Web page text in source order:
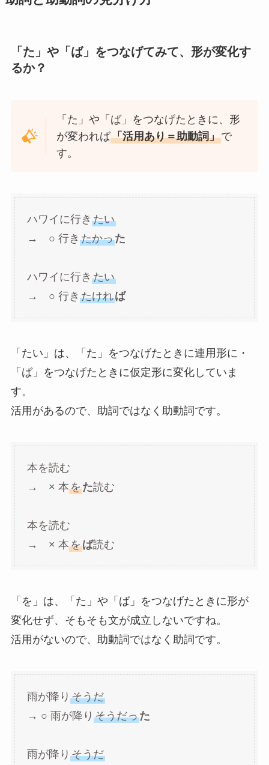
「た」や「ば」をつなげてみて、形が変化す
るか？
「た」や「ば」をつなげたときに、形
が変われば「活用あり＝助動詞」で
す。
ハワイに行き たい
→ ○ 行き たかった
ハワイに行き たい
→ ○ 行き たければ
「たい」は、「た」をつなげたときに連用形に・
「ば」をつなげたときに仮定形に変化していま
す。
活用があるので、助詞ではなく助動詞です。
本を読む
→ × 本をた読む
本を読む
→ × 本をば読む
「を」は、「た」や「ば」をつなげたときに形が
変化せず、そもそも文が成立しないですね。
活用がないので、助動詞ではなく助詞です。
雨が降り そうだ
→ ○ 雨が降り そうだった
雨が降り そうだ